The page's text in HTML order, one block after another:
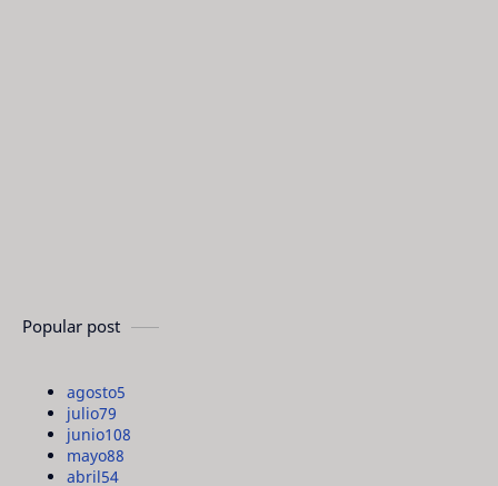
Popular post
agosto5
julio79
junio108
mayo88
abril54